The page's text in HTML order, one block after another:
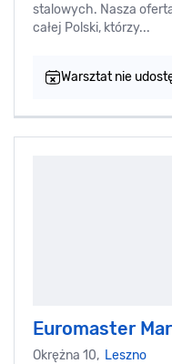
stalowych. Nasza
całej Polski, którzy...
Warsztat nie
Euromaster
Okrężna 10, Leszno